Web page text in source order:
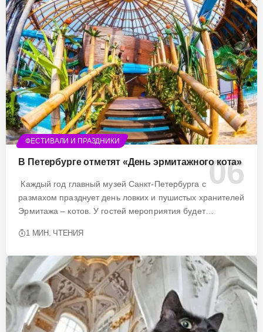
ФЕСТИВАЛИ И ПРАЗДНИКИ
В Петербурге отметят «День эрмитажного кота»
Каждый год главный музей Санкт-Петербурга с
размахом празднует день ловких и пушистых хранителей
Эрмитажа – котов. У гостей мероприятия будет…
1 МИН. ЧТЕНИЯ